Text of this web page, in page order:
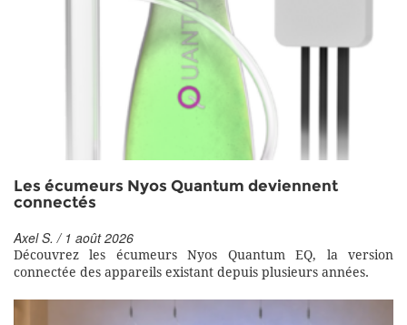
Les écumeurs Nyos Quantum deviennent
connectés
Axel S. / 1 août 2026
Découvrez les écumeurs Nyos Quantum EQ, la version
connectée des appareils existant depuis plusieurs années.